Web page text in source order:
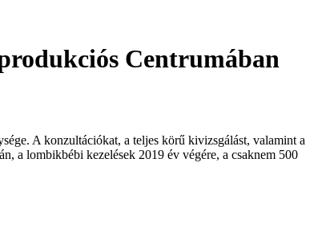
Centrumában
A konzultációkat, a teljes körű kivizsgálást, valamint a
a lombikbébi kezelések 2019 év végére, a csaknem 500